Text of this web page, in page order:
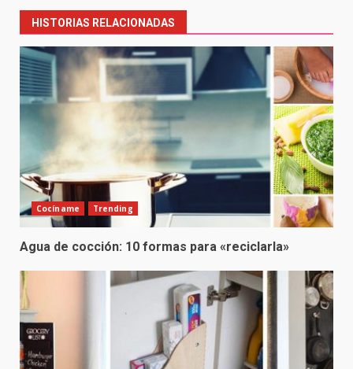
HISTORIAS RELACIONADAS
Cocíname Trending
Agua de cocción: 10 formas para «reciclarla»